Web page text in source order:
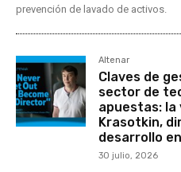
prevención de lavado de activos.
Altenar
Claves de
sector de
apuestas: la
Krasotkin,
desarrollo
30 julio, 2026